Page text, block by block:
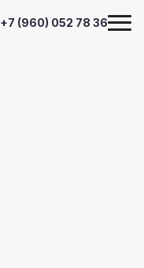
+7 (960) 052 78 36